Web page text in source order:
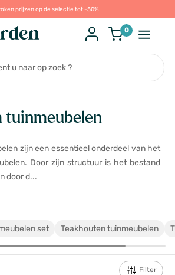
prijzen op de selectie tot -50%
0
tuinmeubelen
zijn een essentieel onderdeel van het
Door zijn structuur is het bestand
door d...
set Teakhouten tuinmeubelen
Filter